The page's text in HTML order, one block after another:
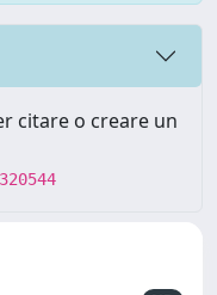
citare o creare un